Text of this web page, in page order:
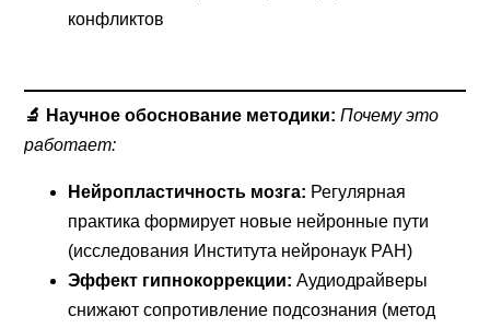
конфликтов
🔬 Научное обоснование методики: Почему это
работает:
Нейропластичность мозга: Регулярная
практика формирует новые нейронные пути
(исследования Института нейронаук РАН)
Эффект гипнокоррекции: Аудиодрайверы
снижают сопротивление подсознания (метод